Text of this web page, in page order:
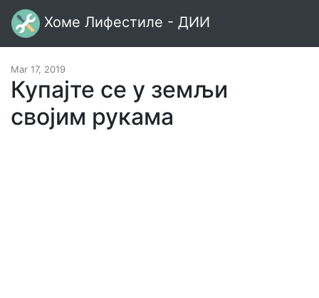
Хоме Лифестиле - ДИИ
Mar 17, 2019
Купајте се у земљи
својим рукама